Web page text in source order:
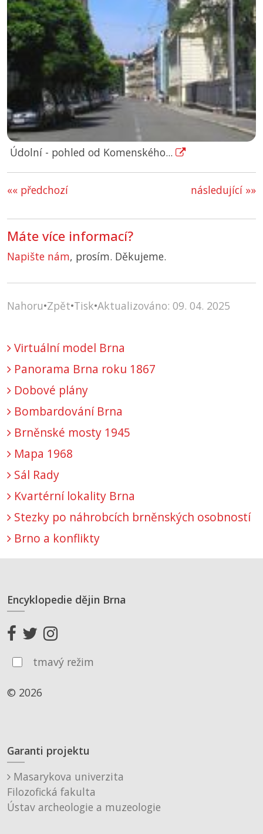
Údolní - pohled od Komenského...
«« předchozí následující »»
Máte více informací?
Napište nám, prosím. Děkujeme.
Nahoru•Zpět•Tisk•Aktualizováno: 09. 04. 2025
Virtuální model Brna
Panorama Brna roku 1867
Dobové plány
Bombardování Brna
Brněnské mosty 1945
Mapa 1968
Sál Rady
Kvartérní lokality Brna
Stezky po náhrobcích brněnských osobností
Brno a konflikty
Encyklopedie dějin Brna
tmavý režim
© 2026
Garanti projektu
Masarykova univerzita
Filozofická fakulta
Ústav archeologie a muzeologie